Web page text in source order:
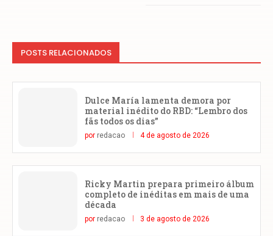
POSTS RELACIONADOS
Dulce María lamenta demora por
material inédito do RBD: “Lembro dos
fãs todos os dias”
por redacao 4 de agosto de 2026
Ricky Martin prepara primeiro álbum
completo de inéditas em mais de uma
década
por redacao 3 de agosto de 2026